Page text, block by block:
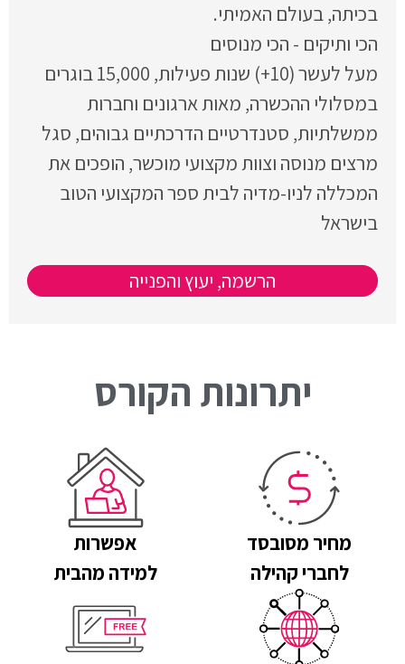
בכיתה, בעולם האמיתי.
הכי ותיקים - הכי מנוסים
מעל לעשר (10+) שנות פעילות, 15,000 בוגרים
במסלולי ההכשרה, מאות ארגונים וחברות
ממשלתיות, סטנדרטיים הדרכתיים גבוהים, סגל
מרצים מנוסה וצוות מקצועי מוכשר, הופכים את
המכללה לניו-מדיה לבית ספר המקצועי הטוב
בישראל
הרשמה, יעוץ והפנייה
יתרונות הקורס
מחיר מסובסד
לחברי קהילה
אפשרות
למידה מהבית